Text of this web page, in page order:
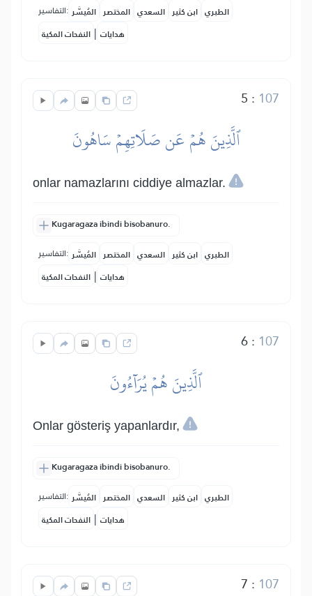
التفاسير: المُيسَّر المختصر السعدي ابن كثير الطبري
النفحات المكية | هدايات
5 : 107
ٱلَّذِينَ هُمۡ عَن صَلَاتِهِمۡ سَاهُونَ
onlar namazlarını ciddiye almazlar.
Kugaragaza ibindi bisobanuro.
التفاسير: المُيسَّر المختصر السعدي ابن كثير الطبري
النفحات المكية | هدايات
6: 107
ٱلَّذِينَ هُمۡ يُرَآءُونَ
Onlar gösteriş yapanlardır,
Kugaragaza ibindi bisobanuro.
التفاسير: المُيسَّر المختصر السعدي ابن كثير الطبري
النفحات المكية | هدايات
7 : 107